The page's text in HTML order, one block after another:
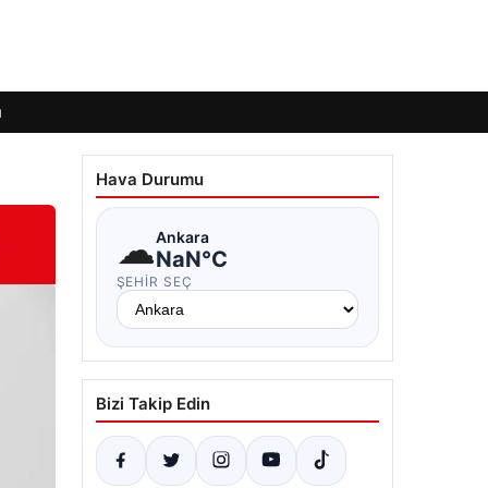
Hava Durumu
☁Ankara
NaN°C
ŞEHIR SEÇ
Bizi Takip Edin